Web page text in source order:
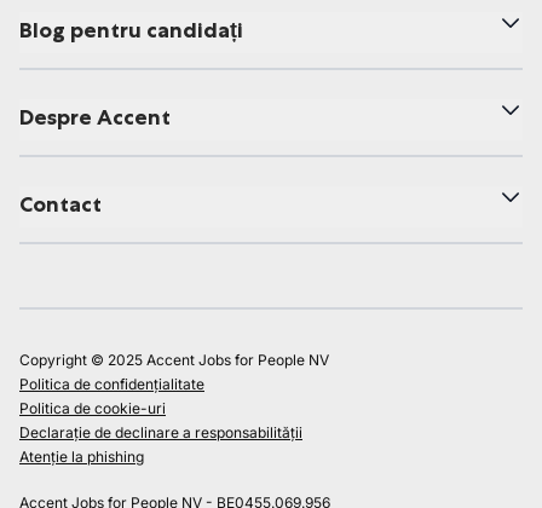
Blog pentru candidați
Despre Accent
Contact
Copyright © 2025 Accent Jobs for People NV
Politica de confidențialitate
Politica de cookie-uri
Declarație de declinare a responsabilității
Atenție la phishing
Accent Jobs for People NV - BE0455.069.956